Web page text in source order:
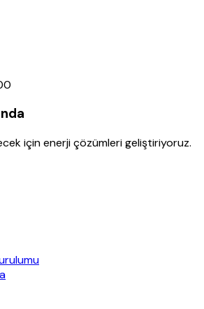
için enerji çözümleri geliştiriyoruz.